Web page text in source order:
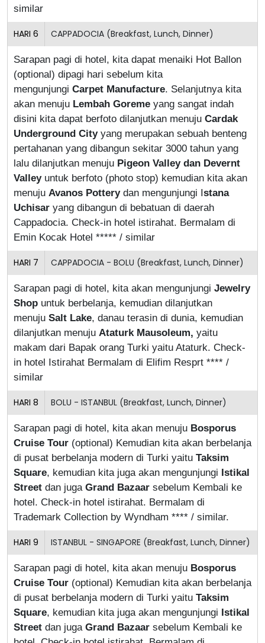
similar
HARI 6 CAPPADOCIA (Breakfast, Lunch, Dinner)
Sarapan pagi di hotel, kita dapat menaiki Hot Ballon
(optional) dipagi hari sebelum kita
mengunjungi Carpet Manufacture. Selanjutnya kita
akan menuju Lembah Goreme yang sangat indah
disini kita dapat berfoto dilanjutkan menuju Cardak
Underground Cityyang merupakan sebuah benteng
pertahanan yang dibangun sekitar 3000 tahun yang
lalu dilanjutkan menuju Pigeon Valley dan Devernt
Valleyuntuk berfoto (photo stop) kemudian kita akan
menuju Avanos Potterydan mengunjungi Istana
Uchisar yang dibangun di bebatuan di daerah
Cappadocia. Check-in hotel istirahat. Bermalam di
Emin Kocak Hotel ***** / similar
HARI 7 CAPPADOCIA - BOLU (Breakfast, Lunch, Dinner)
Sarapan pagi di hotel, kita akan mengunjungi Jewelry
Shop untuk berbelanja, kemudian dilanjutkan
menuju Salt Lake, danau terasin di dunia, kemudian
dilanjutkan menuju Ataturk Mausoleum, yaitu
makam dari Bapak orang Turki yaitu Ataturk. Check-
in hotel Istirahat Bermalam di Elifim Resprt **** /
similar
HARI 8 BOLU - ISTANBUL (Breakfast, Lunch, Dinner)
Sarapan pagi di hotel, kita akan menuju Bosporus
Cruise Tour (optional) Kemudian kita akan berbelanja
di pusat berbelanja modern di Turki yaitu Taksim
Square, kemudian kita juga akan mengunjungi Istikal
Street dan juga Grand Bazaar sebelum Kembali ke
hotel. Check-in hotel istirahat. Bermalam di
Trademark Collection by Wyndham **** / similar.
HARI 9 ISTANBUL - SINGAPORE (Breakfast, Lunch, Dinner)
Sarapan pagi di hotel, kita akan menuju Bosporus
Cruise Tour (optional) Kemudian kita akan berbelanja
di pusat berbelanja modern di Turki yaitu Taksim
Square, kemudian kita juga akan mengunjungi Istikal
Street dan juga Grand Bazaar sebelum Kembali ke